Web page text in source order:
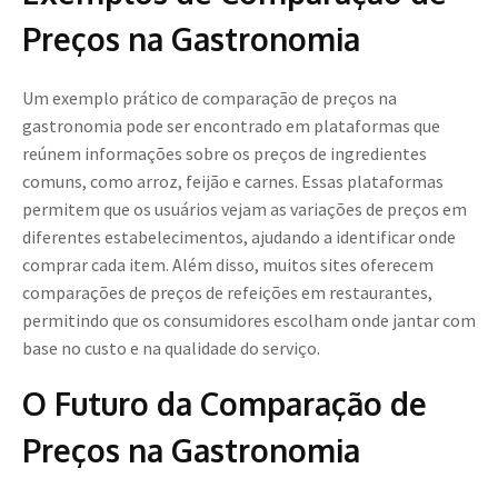
Preços na Gastronomia
Um exemplo prático de comparação de preços na
gastronomia pode ser encontrado em plataformas que
reúnem informações sobre os preços de ingredientes
comuns, como arroz, feijão e carnes. Essas plataformas
permitem que os usuários vejam as variações de preços em
diferentes estabelecimentos, ajudando a identificar onde
comprar cada item. Além disso, muitos sites oferecem
comparações de preços de refeições em restaurantes,
permitindo que os consumidores escolham onde jantar com
base no custo e na qualidade do serviço.
O Futuro da Comparação de
Preços na Gastronomia